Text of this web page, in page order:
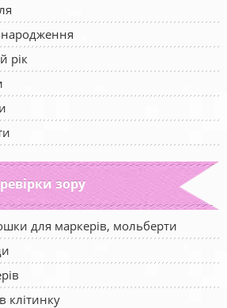
рік
зору
для маркерів, мольберти
клітинку